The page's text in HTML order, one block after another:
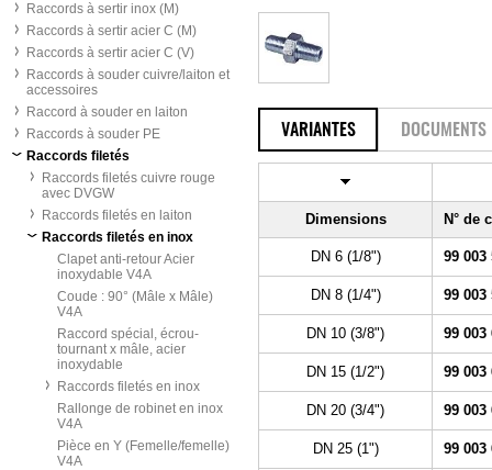
Raccords à sertir inox (M)
Raccords à sertir acier C (M)
Raccords à sertir acier C (V)
Raccords à souder cuivre/laiton et
accessoires
Raccord à souder en laiton
Raccords à souder PE
Raccords filetés
Raccords filetés cuivre rouge
avec DVGW
Raccords filetés en laiton
Raccords filetés en inox
Clapet anti-retour Acier
inoxydable V4A
Coude : 90° (Mâle x Mâle)
V4A
Raccord spécial, écrou-
tournant x mâle, acier
inoxydable
Raccords filetés en inox
Rallonge de robinet en inox
V4A
Pièce en Y (Femelle/femelle)
V4A
VARIANTES DOCUMENTS
Dimensions N° de
DN 6 (1/8") 99 003
DN 8 (1/4") 99 003
DN 10 (3/8") 99 003
DN 15 (1/2") 99 003
DN 20 (3/4") 99 003
DN 25 (1") 99 003